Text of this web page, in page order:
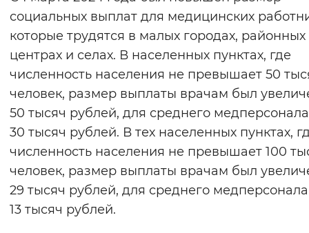
социальных выплат для медицинских
которые трудятся в малых городах, районных
центрах и селах. В населенных пунктах, где
численность населения не превышает 50
человек, размер выплаты врачам был
50 тысяч рублей, для среднего
30 тысяч рублей. В тех населенных пунктах,
численность населения не превышает 100
человек, размер выплаты врачам был
29 тысяч рублей, для среднего
13 тысяч рублей.